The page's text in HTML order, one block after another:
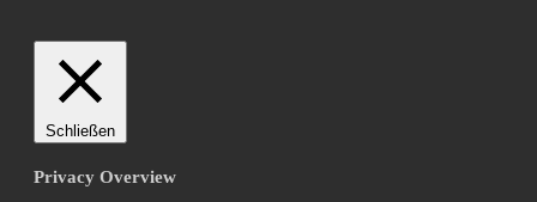
Schließen
Privacy Overview